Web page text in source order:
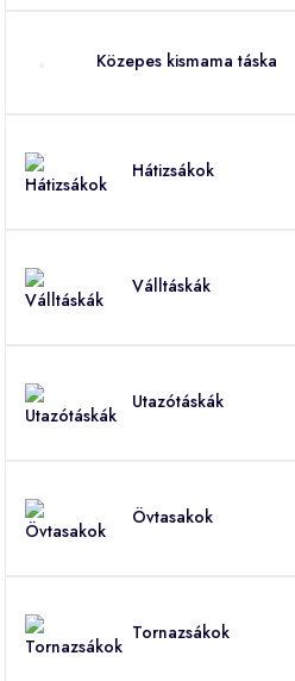
Közepes kismama táska
Hátizsákok
Válltáskák
Utazótáskák
Övtasakok
Tornazsákok